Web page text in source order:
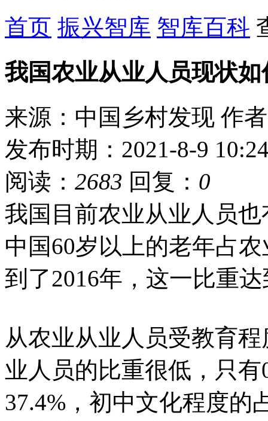
首页 振兴智库 智库百科
我国农业从业人员现状如
来源：中国乡村发现 作
发布时期：2021-8-9
阅读： 2683 回复： 0
我国目前农业从业人员
中国60岁以上的老年占
到了2016年，这一比重
从农业从业人员受教育
业人员的比重很低，只有
37.4%，初中文化程度的